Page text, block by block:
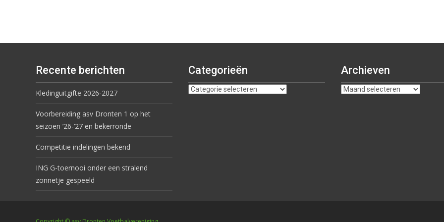
Recente berichten
Kledinguitgifte 2026-2027
Voorbereiding asv Dronten 1 op het
seizoen ’26-’27 en bekerronde
Competitie indelingen bekend
ING G-toernooi onder een stralend
zonnetje gespeeld
Categorieën Archieven